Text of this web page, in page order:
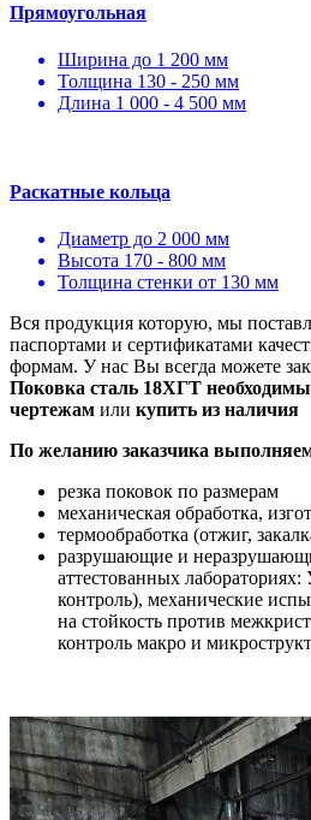
Прямоугольная
Ширина до 1 200 мм
Толщина 130 - 250 мм
Длина 1 000 - 4 500 мм
Раскатные кольца
Диаметр до 2 000 мм
Высота 170 - 800 мм
Толщина стенки от 130 мм
Вся продукция которую, мы
паспортами и сертификатами
формам. У нас Вы всегда можете
Поковка сталь 18ХГТ
чертежам или купить из наличия
По желанию заказчика
резка поковок по размерам
механическая обработка,
термообработка (отжиг,
разрушающие и
аттестованных лабораториях:
контроль), механические
на стойкость против
контроль макро и